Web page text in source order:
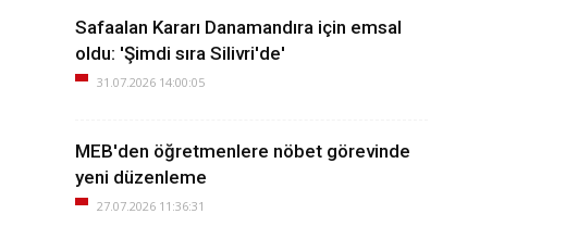
Safaalan Kararı Danamandıra için emsal
oldu: 'Şimdi sıra Silivri'de'
31.07.2026 14:00:05
MEB'den öğretmenlere nöbet görevinde
yeni düzenleme
27.07.2026 11:36:31